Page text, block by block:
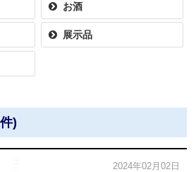
お酒
展示品
)
2024年02月02日